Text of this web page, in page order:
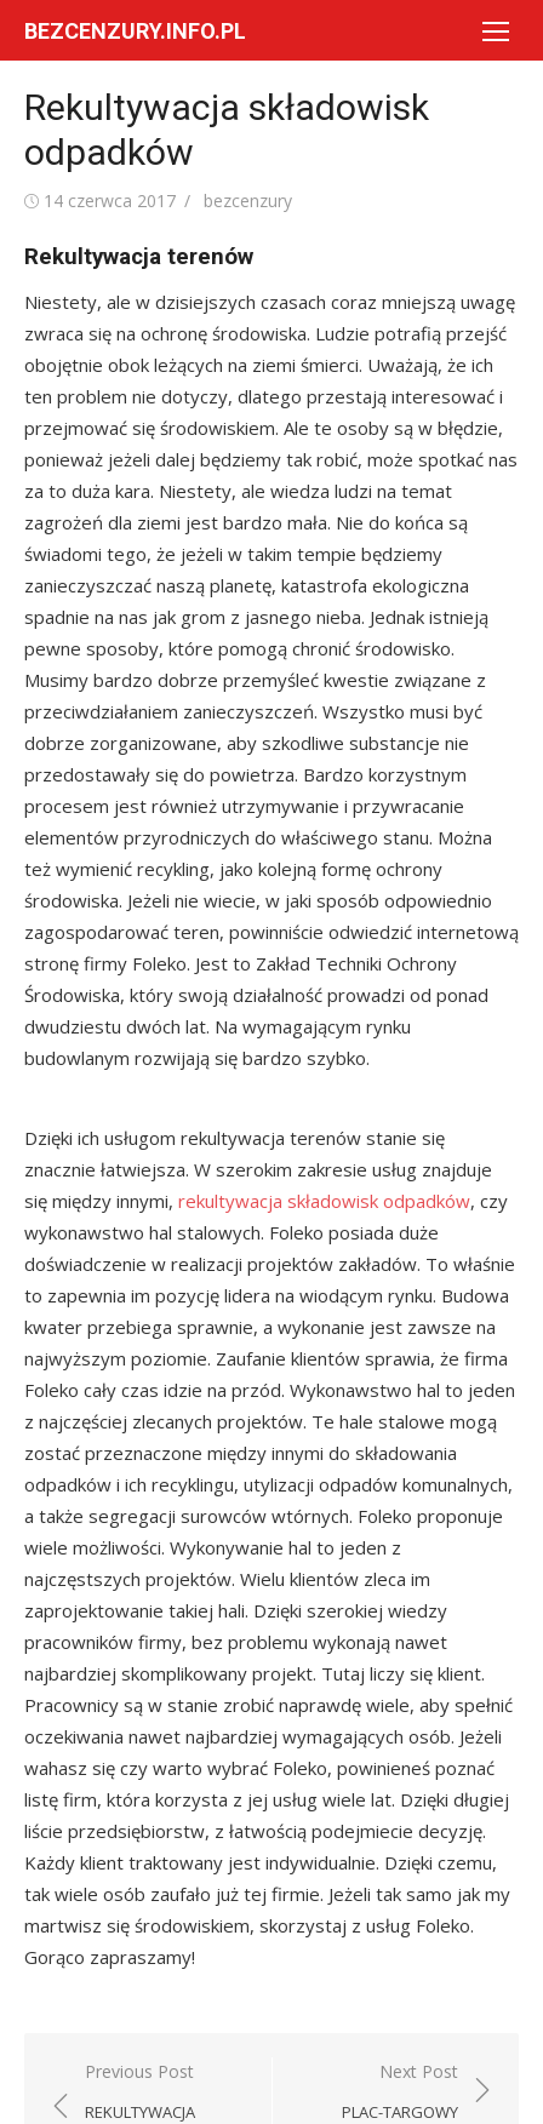
BEZCENZURY.INFO.PL
Rekultywacja składowisk
odpadków
Posted
14 czerwca 2017 Author
bezcenzury
Rekultywacja terenów
Niestety, ale w dzisiejszych czasach coraz mniejszą uwagę
zwraca się na ochronę środowiska. Ludzie potrafią przejść
obojętnie obok leżących na ziemi śmierci. Uważają, że ich
ten problem nie dotyczy, dlatego przestają interesować i
przejmować się środowiskiem. Ale te osoby są w błędzie,
ponieważ jeżeli dalej będziemy tak robić, może spotkać nas
za to duża kara. Niestety, ale wiedza ludzi na temat
zagrożeń dla ziemi jest bardzo mała. Nie do końca są
świadomi tego, że jeżeli w takim tempie będziemy
zanieczyszczać naszą planetę, katastrofa ekologiczna
spadnie na nas jak grom z jasnego nieba. Jednak istnieją
pewne sposoby, które pomogą chronić środowisko.
Musimy bardzo dobrze przemyśleć kwestie związane z
przeciwdziałaniem zanieczyszczeń. Wszystko musi być
dobrze zorganizowane, aby szkodliwe substancje nie
przedostawały się do powietrza. Bardzo korzystnym
procesem jest również utrzymywanie i przywracanie
elementów przyrodniczych do właściwego stanu. Można
też wymienić recykling, jako kolejną formę ochrony
środowiska. Jeżeli nie wiecie, w jaki sposób odpowiednio
zagospodarować teren, powinniście odwiedzić internetową
stronę firmy Foleko. Jest to Zakład Techniki Ochrony
Środowiska, który swoją działalność prowadzi od ponad
dwudziestu dwóch lat. Na wymagającym rynku
budowlanym rozwijają się bardzo szybko.
Dzięki ich usługom rekultywacja terenów stanie się
znacznie łatwiejsza. W szerokim zakresie usług znajduje
się między innymi, rekultywacja składowisk odpadków, czy
wykonawstwo hal stalowych. Foleko posiada duże
doświadczenie w realizacji projektów zakładów. To właśnie
to zapewnia im pozycję lidera na wiodącym rynku. Budowa
kwater przebiega sprawnie, a wykonanie jest zawsze na
najwyższym poziomie. Zaufanie klientów sprawia, że firma
Foleko cały czas idzie na przód. Wykonawstwo hal to jeden
z najczęściej zlecanych projektów. Te hale stalowe mogą
zostać przeznaczone między innymi do składowania
odpadków i ich recyklingu, utylizacji odpadów komunalnych,
a także segregacji surowców wtórnych. Foleko proponuje
wiele możliwości. Wykonywanie hal to jeden z
najczęstszych projektów. Wielu klientów zleca im
zaprojektowanie takiej hali. Dzięki szerokiej wiedzy
pracowników firmy, bez problemu wykonają nawet
najbardziej skomplikowany projekt. Tutaj liczy się klient.
Pracownicy są w stanie zrobić naprawdę wiele, aby spełnić
oczekiwania nawet najbardziej wymagających osób. Jeżeli
wahasz się czy warto wybrać Foleko, powinieneś poznać
listę firm, która korzysta z jej usług wiele lat. Dzięki długiej
liście przedsiębiorstw, z łatwością podejmiecie decyzję.
Każdy klient traktowany jest indywidualnie. Dzięki czemu,
tak wiele osób zaufało już tej firmie. Jeżeli tak samo jak my
martwisz się środowiskiem, skorzystaj z usług Foleko.
Gorąco zapraszamy!
Nawigacja
wpisu
Previous Post
REKULTYWACJA
Next Post
PLAC-TARGOWY